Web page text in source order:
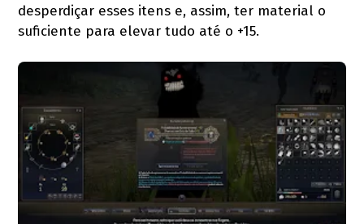
desperdiçar esses itens e, assim, ter material o
suficiente para elevar tudo até o +15.